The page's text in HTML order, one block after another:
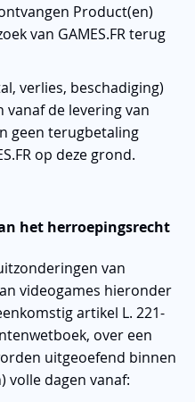
Product(en)
van GAMES.FR terug
verlies, beschadiging)
de levering van
geen terugbetaling
op deze grond.
het herroepingsrecht
van
videogames hieronder
artikel L. 221-
over een
uitgeoefend binnen
volle dagen vanaf: